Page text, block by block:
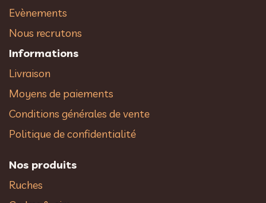
Evènements
Nous recrutons
Informations
Livraison
Moyens de paiements
Conditions générales de vente
Politique de confidentialité
Nos produits
Ruches